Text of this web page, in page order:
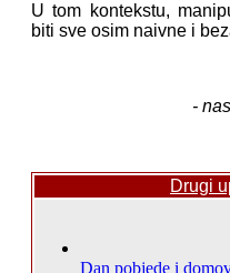
U tom kontekstu,
biti sve osim naivne i
-
Drugi
Dan pobjede i